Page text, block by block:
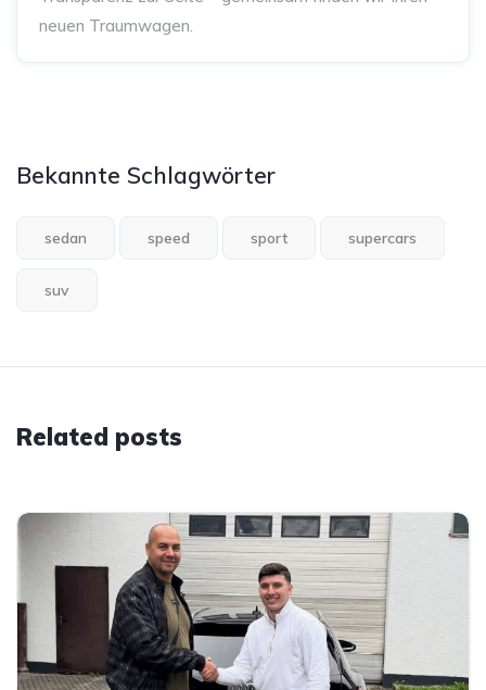
neuen Traumwagen.
Bekannte Schlagwörter
sedan speed sport supercars
suv
Related posts